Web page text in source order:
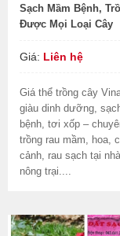
Sạch Mầm Bệnh,
Được Mọi Loại Cây
Giá: Liên hệ
Giá thể trồng cây
giàu dinh dưỡng,
bệnh, tơi xốp –
trồng rau mầm, hoa,
cảnh, rau sạch tại
nông trại....